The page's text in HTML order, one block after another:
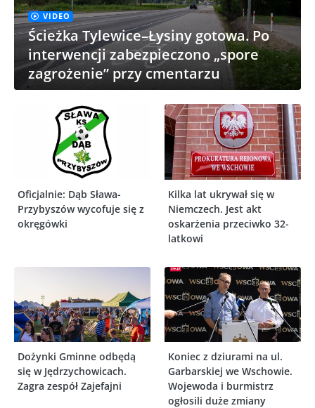
VIDEO
Ścieżka Tylewice–Łysiny gotowa. Po
interwencji zabezpieczono „spore
zagrożenie” przy cmentarzu
Oficjalnie: Dąb Sława-
Przybyszów wycofuje się z
okręgówki
Kilka lat ukrywał się w
Niemczech. Jest akt
oskarżenia przeciwko 32-
latkowi
Dożynki Gminne odbędą
się w Jędrzychowicach.
Zagra zespół Zajefajni
Koniec z dziurami na ul.
Garbarskiej we Wschowie.
Wojewoda i burmistrz
ogłosili duże zmiany